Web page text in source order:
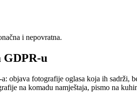
i nepovratna.
GDPR-u
objava fotografije oglasa koja ih sadrži,
na komadu namještaja, pismo na